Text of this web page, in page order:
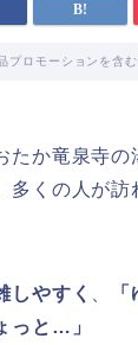
プロモーションを含
たか竜泉寺
多くの人が訪
しやすく
っと…」